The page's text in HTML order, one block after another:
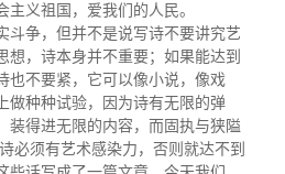
义祖国，爱我们的人民。
斗争，但并不是说写诗不要讲究艺
想，诗本身并不重要；如果能达到
也不要紧，它可以像小说，像戏
做种种试验，因为诗有无限的弹
装得进无限的内容，而固执与狭隘
必须有艺术感染力，否则就达不到